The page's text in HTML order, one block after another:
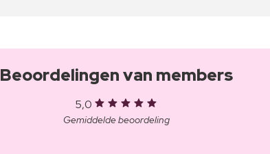
Beoordelingen van members
5,0
Gemiddelde beoordeling